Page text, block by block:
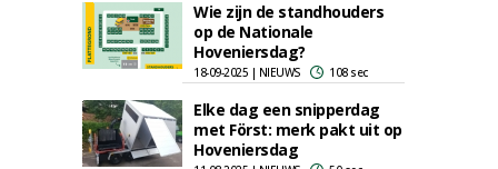
Wie zijn de standhouders
op de Nationale
Hoveniersdag?
18-09-2025 | NIEUWS 108 sec
Elke dag een snipperdag
met Först: merk pakt uit op
Hoveniersdag